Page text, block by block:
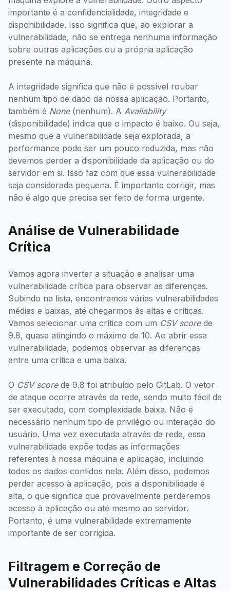
importante é a confidencialidade, integridade e
disponibilidade. Isso significa que, ao explorar a
vulnerabilidade, não se entrega nenhuma informação
sobre outras aplicações ou a própria aplicação
presente na máquina.
A integridade significa que não é possível roubar
nenhum tipo de dado da nossa aplicação. Portanto,
também é None(nenhum). A Availability
(disponibilidade) indica que o impacto é baixo. Ou seja,
mesmo que a vulnerabilidade seja explorada, a
performance pode ser um pouco reduzida, mas não
devemos perder a disponibilidade da aplicação ou do
servidor em si. Isso faz com que essa vulnerabilidade
seja considerada pequena. É importante corrigir, mas
não é algo que precisa ser feito de forma urgente.
Análise de Vulnerabilidade
Crítica
Vamos agora inverter a situação e analisar uma
vulnerabilidade crítica para observar as diferenças.
Subindo na lista, encontramos várias vulnerabilidades
médias e baixas, até chegarmos às altas e críticas.
Vamos selecionar uma crítica com um CSV scorede
9.8, quase atingindo o máximo de 10. Ao abrir essa
vulnerabilidade, podemos observar as diferenças
entre uma crítica e uma baixa.
O CSV scorede 9.8 foi atribuído pelo GitLab. O vetor
de ataque ocorre através da rede, sendo muito fácil de
ser executado, com complexidade baixa. Não é
necessário nenhum tipo de privilégio ou interação do
usuário. Uma vez executada através da rede, essa
vulnerabilidade expõe todas as informações
referentes à nossa máquina e aplicação, incluindo
todos os dados contidos nela. Além disso, podemos
perder acesso à aplicação, pois a disponibilidade é
alta, o que significa que provavelmente perderemos
acesso à aplicação ou até mesmo ao servidor.
Portanto, é uma vulnerabilidade extremamente
importante de ser corrigida.
Filtragem e Correção de
Vulnerabilidades Críticas e Altas